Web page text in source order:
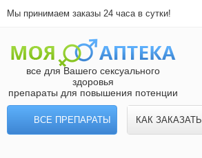
Мы принимаем заказы 24 часа в сутки!
все для Вашего сексуального
здоровья
препараты для повышения потенции
ВСЕ ПРЕПАРАТЫ КАК ЗАКАЗАТЬ